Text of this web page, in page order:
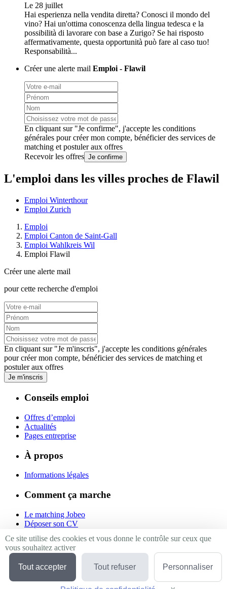
Le 28 juillet
Hai esperienza nella vendita diretta? Conosci il mondo del
vino? Hai un'ottima conoscenza della lingua tedesca e la
possibilità di lavorare con base a Zurigo? Se hai risposto
affermativamente, questa opportunità può fare al caso tuo!
Responsabilità...
Créer une alerte mail Emploi - Flawil
En cliquant sur "Je confirme", j'accepte les conditions
générales pour créer mon compte, bénéficier des services de
matching et postuler aux offres
Recevoir les offres Je confirme
L'emploi dans les villes proches de Flawil
Emploi Winterthour
Emploi Zurich
Emploi
Emploi Canton de Saint-Gall
Emploi Wahlkreis Wil
Emploi Flawil
Créer une alerte mail
pour cette recherche d'emploi
En cliquant sur "Je m'inscris", j'accepte les conditions générales
pour créer mon compte, bénéficier des services de matching et
postuler aux offres
Je m'inscris
Conseils emploi
Offres d’emploi
Actualités
Pages entreprise
À propos
Informations légales
Comment ça marche
Le matching Jobeo
Déposer son CV
Suivez-nous
Linkedin
Facebook
Ce site utilise des cookies et vous donne le contrôle sur ceux que
vous souhaitez activer
Tout accepter Tout refuser Personnaliser